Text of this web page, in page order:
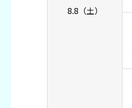
8.8（土）